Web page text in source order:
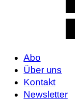
Abo
Über uns
Kontakt
Newsletter